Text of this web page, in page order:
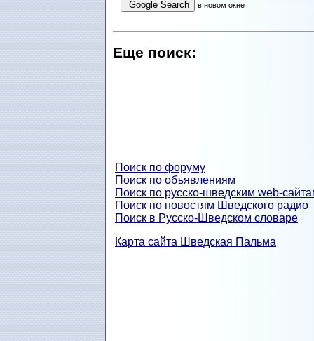
в новом окне
Еще поиск:
Поиск по форуму
Поиск по объявлениям
Поиск по русско-шведским web-
Поиск по новостям Шведского радио
Поиск в Русско-Шведском словаре
Карта сайта Шведская Пальма